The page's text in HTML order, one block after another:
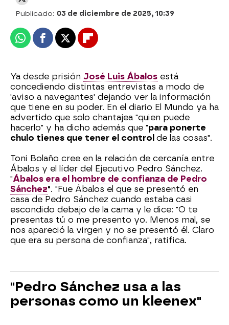
Publicado: 03 de diciembre de 2025, 10:39
WhatsappFacebook
X Flipboard
Ya desde prisión José Luis Ábalos está
concediendo distintas entrevistas a modo de
'aviso a navegantes' dejando ver la información
que tiene en su poder. En el diario El Mundo ya ha
advertido que solo chantajea "quien puede
hacerlo" y ha dicho además que "para ponerte
chulo tienes que tener el control de las cosas".
Toni Bolaño cree en la relación de cercanía entre
Ábalos y el líder del Ejecutivo Pedro Sánchez.
"Ábalos era el hombre de confianza de Pedro
Sánchez". "Fue Ábalos el que se presentó en
casa de Pedro Sánchez cuando estaba casi
escondido debajo de la cama y le dice: "O te
presentas tú o me presento yo. Menos mal, se
nos apareció la virgen y no se presentó él. Claro
que era su persona de confianza", ratifica.
"Pedro Sánchez usa a las
personas como un kleenex"